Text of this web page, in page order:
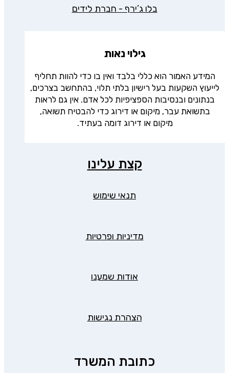
בלו ג’ירף - חברת לידים
גילוי נאות
המידע האמור הוא כללי בלבד ואין בו כדי להוות תחליף
לייעוץ השקעות בעל רישיון בלתי תלוי, בהתחשב בצרכים,
בנתונים ובנסיבות הספציפיות לכל אדם. אין גם לראות
בתשואת עבר, מיקום או דירוג כדי להבטיח תשואה,
מיקום או דירוג דומה בעתיד.
קצת עלינו
תנאי שימוש
מדיניות ופרטיות
אודות שמענו
הצהרת נגישות
כתובת המשרד